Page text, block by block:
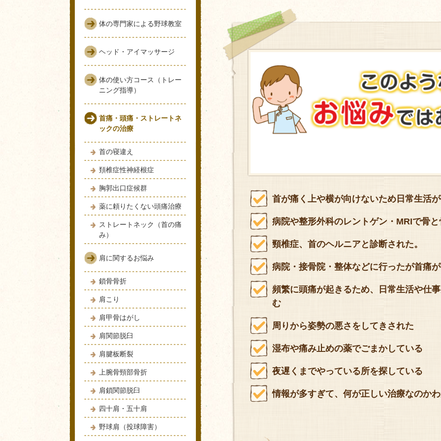
首が痛く上や横が向けないため日常生活
病院や整形外科のレントゲン・MRIで骨
頸椎症、首のヘルニアと診断された。
病院・接骨院・整体などに行ったが首痛
頻繁に頭痛が起きるため、日常生活や仕
む
周りから姿勢の悪さをしてきされた
湿布や痛み止めの薬でごまかしている
夜遅くまでやっている所を探している
情報が多すぎて、何が正しい治療なのか
体の専門家による野球教室
ヘッド・アイマッサージ
体の使い方コース（トレー
ニング指導）
首痛・頭痛・ストレートネ
ックの治療
首の寝違え
頚椎症性神経根症
胸郭出口症候群
薬に頼りたくない頭痛治療
ストレートネック（首の痛
み）
肩に関するお悩み
鎖骨骨折
肩こり
肩甲骨はがし
肩関節脱臼
肩腱板断裂
上腕骨頸部骨折
肩鎖関節脱臼
四十肩・五十肩
野球肩（投球障害）